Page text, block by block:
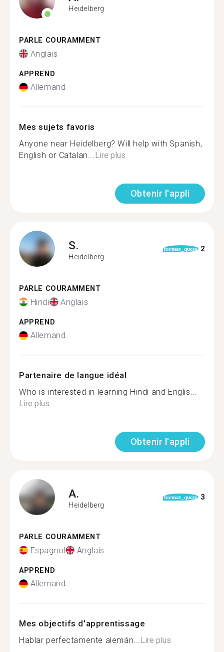
Heidelberg
PARLE COURAMMENT
Anglais
APPREND
Allemand
Mes sujets favoris
Anyone near Heidelberg? Will help with Spanish,
English or Catalan...Lire plus
Obtenir l'appli
S.
Heidelberg
format_quote 2
PARLE COURAMMENT
Hindi Anglais
APPREND
Allemand
Partenaire de langue idéal
Who is interested in learning Hindi and Englis...
Lire plus
Obtenir l'appli
A.
Heidelberg
format_quote 3
PARLE COURAMMENT
Espagnol Anglais
APPREND
Allemand
Mes objectifs d'apprentissage
Hablar perfectamente alemán...Lire plus